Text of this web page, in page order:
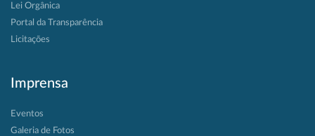
Lei Orgânica
Portal da Transparência
Licitações
Imprensa
Eventos
Galeria de Fotos